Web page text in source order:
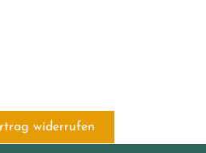
widerrufen